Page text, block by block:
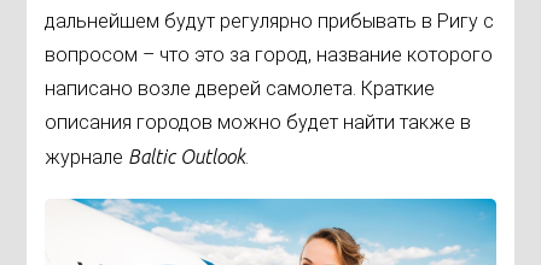
дальнейшем будут регулярно прибывать в Ригу с
вопросом – что это за город, название которого
написано возле дверей самолета. Краткие
описания городов можно будет найти также в
журнале Baltic Outlook.